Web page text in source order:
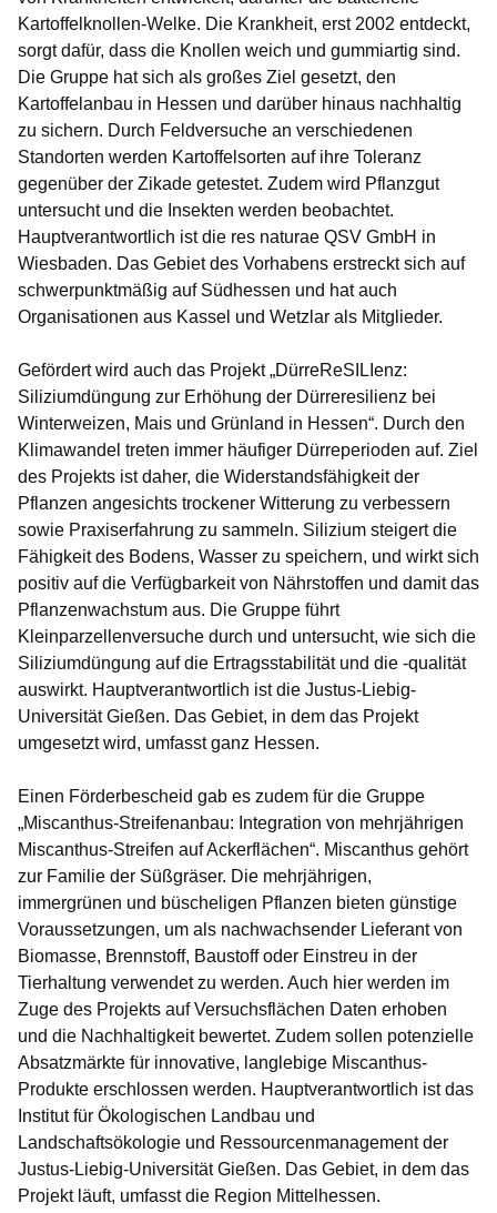
Kartoffelknollen-Welke. Die Krankheit, erst 2002 entdeckt,
sorgt dafür, dass die Knollen weich und gummiartig sind.
Die Gruppe hat sich als großes Ziel gesetzt, den
Kartoffelanbau in Hessen und darüber hinaus nachhaltig
zu sichern. Durch Feldversuche an verschiedenen
Standorten werden Kartoffelsorten auf ihre Toleranz
gegenüber der Zikade getestet. Zudem wird Pflanzgut
untersucht und die Insekten werden beobachtet.
Hauptverantwortlich ist die res naturae QSV GmbH in
Wiesbaden. Das Gebiet des Vorhabens erstreckt sich auf
schwerpunktmäßig auf Südhessen und hat auch
Organisationen aus Kassel und Wetzlar als Mitglieder.
Gefördert wird auch das Projekt„DürreReSILIenz:
Siliziumdüngung zur Erhöhung der Dürreresilienz bei
Winterweizen, Mais und Grünland in Hessen“. Durch den
Klimawandel treten immer häufiger Dürreperioden auf. Ziel
des Projekts ist daher, die Widerstandsfähigkeit der
Pflanzen angesichts trockener Witterung zu verbessern
sowie Praxiserfahrung zu sammeln. Silizium steigert die
Fähigkeit des Bodens, Wasser zu speichern, und wirkt sich
positiv auf die Verfügbarkeit von Nährstoffen und damit das
Pflanzenwachstum aus. Die Gruppe führt
Kleinparzellenversuche durch und untersucht, wie sich die
Siliziumdüngung auf die Ertragsstabilität und die -qualität
auswirkt. Hauptverantwortlich ist die Justus-Liebig-
Universität Gießen. Das Gebiet, in dem das Projekt
umgesetzt wird, umfasst ganz Hessen.
Einen Förderbescheid gab es zudem für die Gruppe
„Miscanthus-Streifenanbau: Integration von mehrjährigen
Miscanthus-Streifen auf Ackerflächen“. Miscanthus gehört
zur Familie der Süßgräser. Die mehrjährigen,
immergrünen und büscheligen Pflanzen bieten günstige
Voraussetzungen, um als nachwachsender Lieferant von
Biomasse, Brennstoff, Baustoff oder Einstreu in der
Tierhaltung verwendet zu werden. Auch hier werden im
Zuge des Projekts auf Versuchsflächen Daten erhoben
und die Nachhaltigkeit bewertet. Zudem sollen potenzielle
Absatzmärkte für innovative, langlebige Miscanthus-
Produkte erschlossen werden. Hauptverantwortlich ist das
Institut für Ökologischen Landbau und
Landschaftsökologie und Ressourcenmanagement der
Justus-Liebig-Universität Gießen. Das Gebiet, in dem das
Projekt läuft, umfasst die Region Mittelhessen.